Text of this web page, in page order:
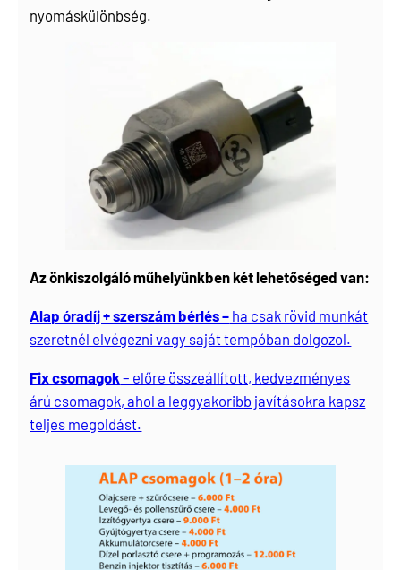
nyomáskülönbség.
Az önkiszolgáló műhelyünkben két lehetőséged van:
Alap óradíj + szerszám bérlés – ha csak rövid munkát
szeretnél elvégezni vagy saját tempóban dolgozol.
Fix csomagok – előre összeállított, kedvezményes
árú csomagok, ahol a leggyakoribb javításokra kapsz
teljes megoldást.